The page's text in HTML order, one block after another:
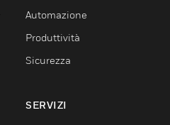
Automazione
Produttività
Sicurezza
SERVIZI